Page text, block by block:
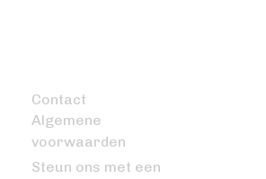
Contact
Algemene
voorwaarden
Steun ons met een